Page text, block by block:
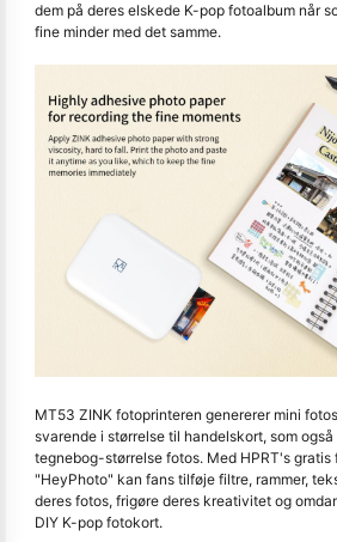
dem på deres elskede K-pop fotoalbum når
fine minder med det samme.
MT53 ZINK fotoprinteren genererer mini
svarende i størrelse til handelskort, som
tegnebog-størrelse fotos. Med HPRT's gratis
"HeyPhoto" kan fans tilføje filtre, rammer,
deres fotos, frigøre deres kreativitet og
DIY K-pop fotokort.